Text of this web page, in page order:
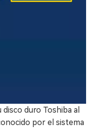
duro Toshiba al
por el sistema